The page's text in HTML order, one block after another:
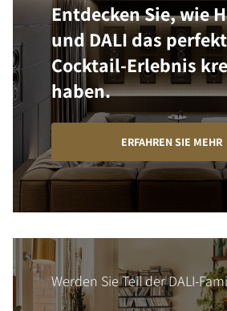
Entdecken Sie, wie
und DALI das
Cocktail-Erlebnis
haben.
ERFAHREN SIE MEHR
Werden Sie Teil der DALI-